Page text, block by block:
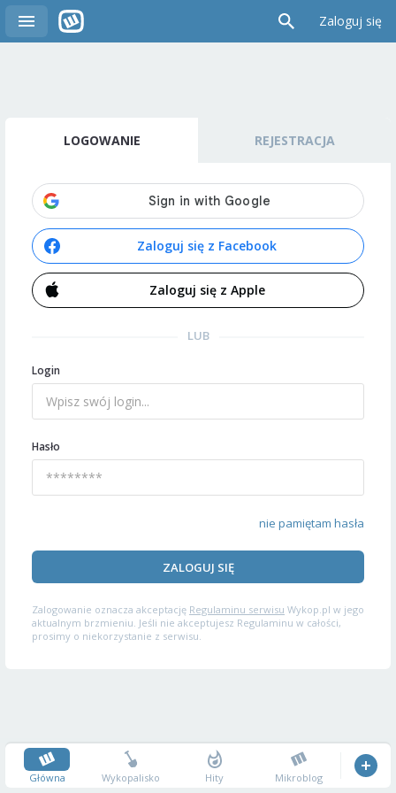
Zaloguj się
LOGOWANIE REJESTRACJA
Zaloguj się z Facebook
Zaloguj się z Apple
LUB
Login
Hasło
nie pamiętam hasła
ZALOGUJ SIĘ
Zalogowanie oznacza akceptację Regulaminu serwisu Wykop.pl w jego
aktualnym brzmieniu. Jeśli nie akceptujesz Regulaminu w całości,
prosimy o niekorzystanie z serwisu.
Główna Wykopalisko Hity Mikroblog